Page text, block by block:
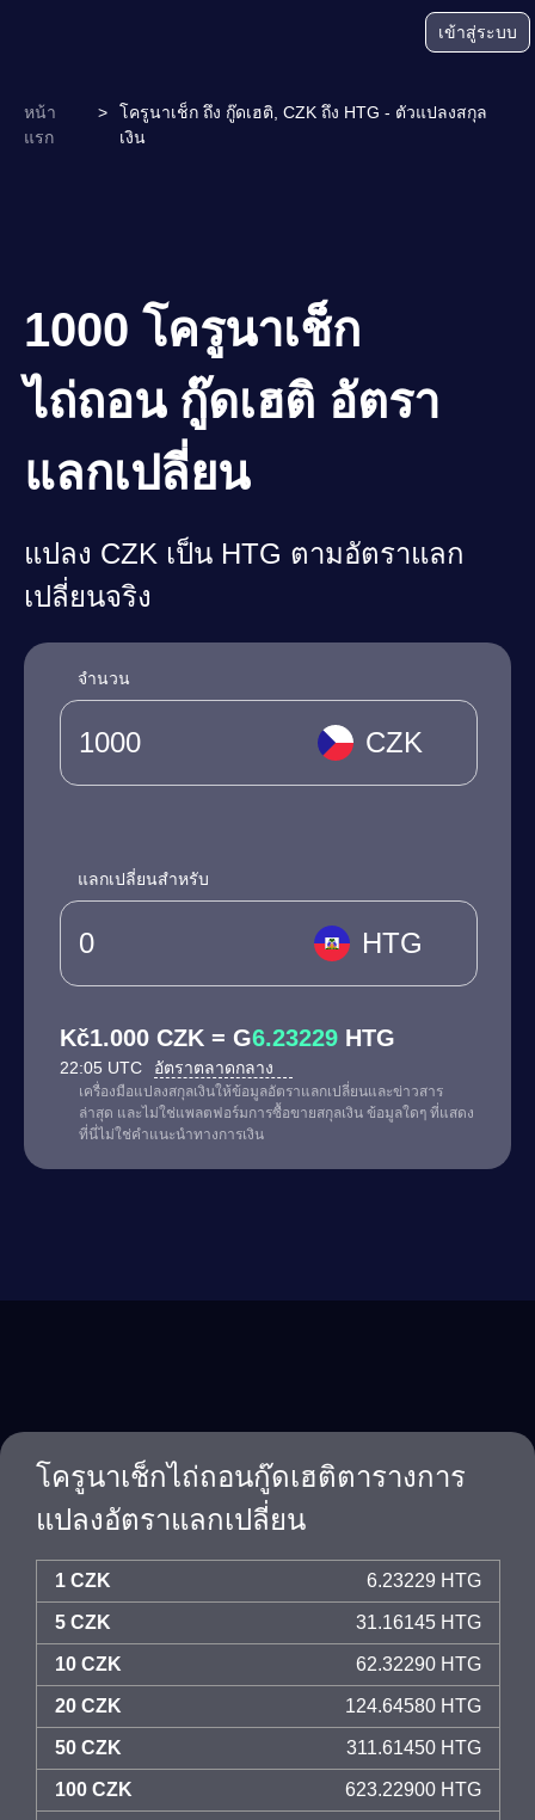
เข้าสู่ระบบ
หน้า
แรก
>
โครูนาเช็ก ถึง กู๊ดเฮติ, CZK ถึง HTG - ตัวแปลงสกุล
เงิน
1000 โครูนาเช็ก
ไถ่ถอน กู๊ดเฮติ อัตรา
แลกเปลี่ยน
แปลง CZK เป็น HTG ตามอัตราแลก
เปลี่ยนจริง
จำนวน
CZK
แลกเปลี่ยนสำหรับ
HTG
Kč1.000 CZK = G6.23229 HTG
22:05 UTC อัตราตลาดกลาง
เครื่องมือแปลงสกุลเงินให้ข้อมูลอัตราแลกเปลี่ยนและข่าวสาร
ล่าสุด และไม่ใช่แพลตฟอร์มการซื้อขายสกุลเงิน ข้อมูลใดๆ ที่แสดง
ที่นี่ไม่ใช่คำแนะนำทางการเงิน
โครูนาเช็กไถ่ถอนกู๊ดเฮติตารางการ
แปลงอัตราแลกเปลี่ยน
1 CZK 6.23229 HTG
5 CZK 31.16145 HTG
10 CZK 62.32290 HTG
20 CZK 124.64580 HTG
50 CZK 311.61450 HTG
100 CZK 623.22900 HTG